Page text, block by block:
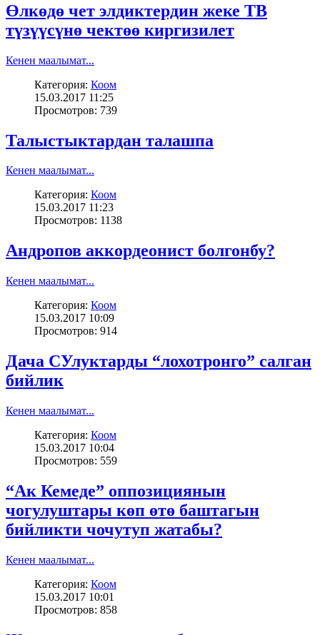
Өлкөдө чет элдиктердин жеке ТВ
түзүүсүнө чектөө киргизилет
Кенен маалымат...
Категория: Коом
15.03.2017 11:25
Просмотров: 739
Талыстыктардан талашпа
Кенен маалымат...
Категория: Коом
15.03.2017 11:23
Просмотров: 1138
Андропов аккордеонист болгонбу?
Кенен маалымат...
Категория: Коом
15.03.2017 10:09
Просмотров: 914
Дача СУлуктарды “лохотронго” салган
бийлик
Кенен маалымат...
Категория: Коом
15.03.2017 10:04
Просмотров: 559
“Ак Кемеде” оппозициянын
чогулуштары көп өтө баштагын
бийликти чочутуп жатабы?
Кенен маалымат...
Категория: Коом
15.03.2017 10:01
Просмотров: 858